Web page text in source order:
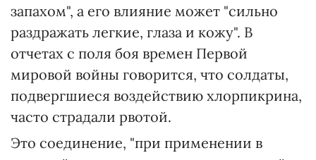
запахом", а его влияние может "сильно
раздражать легкие, глаза и кожу". В
отчетах с поля боя времен Первой
мировой войны говорится, что солдаты,
подвергшиеся воздействию хлорпикрина,
часто страдали рвотой.
Это соединение, "при применении в